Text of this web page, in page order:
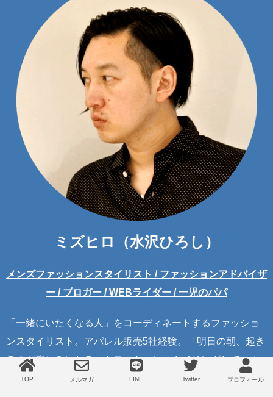
ミズヒロ（水沢ひろし）
メンズファッションスタイリスト / ファッションアドバイザ
ー / ブロガー / WEBライダー / 一児のパパ
「一緒にいたくなる人」をコーディネートするファッショ
ンスタイリスト。アパレル販売5社経験。「明日の朝、起き
るのが楽しみになる」をモットーにスタイリングしていま
す。PR実績12社。 WEBライダーもやってます。妻と娘と
TOP メルマガ LINE Twitter プロフィール